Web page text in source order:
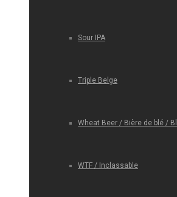
Sour IPA
Triple Belge
Wheat Beer / Bière de blé /
WTF / Inclassable